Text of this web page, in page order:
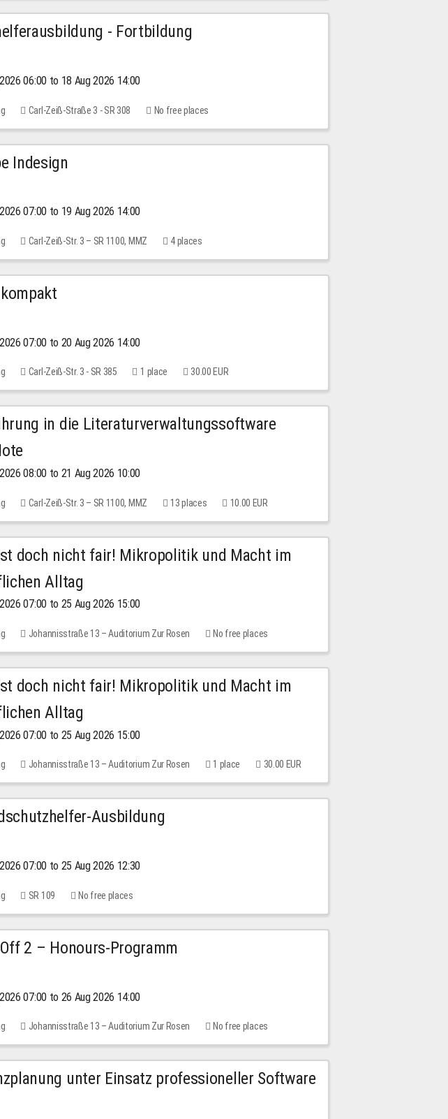
- Fortbildung
06:00 to 18 Aug 2026 14:00
Carl-Zeiß-Straße 3 - SR 308 No free places
Indesign
07:00 to 19 Aug 2026 14:00
Carl-Zeiß-Str. 3 – SR 1100, MMZ 4 places
07:00 to 20 Aug 2026 14:00
Carl-Zeiß-Str. 3 - SR 385 1 place 30.00 EUR
in die Literaturverwaltungssoftware
08:00 to 21 Aug 2026 10:00
Carl-Zeiß-Str. 3 – SR 1100, MMZ 13 places 10.00 EUR
doch nicht fair! Mikropolitik und Macht im
Alltag
07:00 to 25 Aug 2026 15:00
Johannisstraße 13 – Auditorium Zur Rosen No free places
doch nicht fair! Mikropolitik und Macht im
Alltag
07:00 to 25 Aug 2026 15:00
Johannisstraße 13 – Auditorium Zur Rosen 1 place 30.00 EUR
Ausbildung
07:00 to 25 Aug 2026 12:30
SR 109 No free places
2 – Honours-Programm
07:00 to 26 Aug 2026 14:00
Johannisstraße 13 – Auditorium Zur Rosen No free places
unter Einsatz professioneller Software